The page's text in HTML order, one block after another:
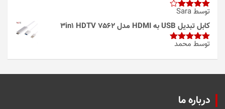
امتیاز4
از 5
توسط Sara
کابل تبدیل USB به HDMI مدل 3in1 HDTV 7562
امتیاز5از
توسط محمد
درباره ما